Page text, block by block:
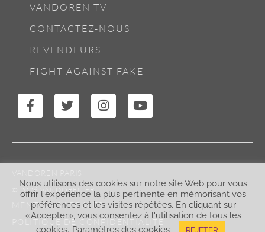
VANDOREN TV
CONTACTEZ-NOUS
REVENDEURS
FIGHT AGAINST FAKE
© 2026 VANDOREN.FR
MENTIONS LÉGALES
POLITIQUE DE CONFIDENTIALITÉ
Nous utilisons des cookies sur notre site Web pour vous
offrir l'expérience la plus pertinente en mémorisant vos
préférences et les visites répétées. En cliquant sur
«Accepter», vous consentez à l'utilisation de tous les
cookies. Paramètres des cookies REJETER